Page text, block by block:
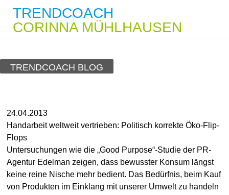
TRENDCOACH
CORINNA MÜHLHAUSEN
TRENDCOACH BLOG
24.04.2013
Handarbeit weltweit vertrieben: Politisch korrekte Öko-Flip-
Flops
Untersuchungen wie die „Good Purpose“-Studie der PR-
Agentur Edelman zeigen, dass bewusster Konsum längst
keine reine Nische mehr bedient. Das Bedürfnis, beim Kauf
von Produkten im Einklang mit unserer Umwelt zu handeln